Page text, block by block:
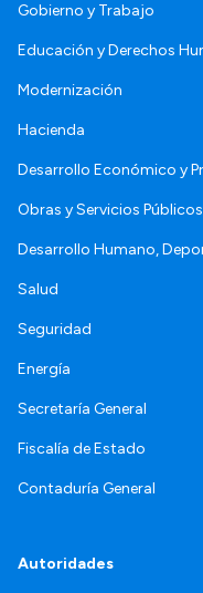
Gobierno y Trabajo
Educación y Derechos
Modernización
Hacienda
Desarrollo Económico y
Obras y Servicios Públicos
Desarrollo Humano,
Salud
Seguridad
Energía
Secretaría General
Fiscalía de Estado
Contaduría General
Autoridades